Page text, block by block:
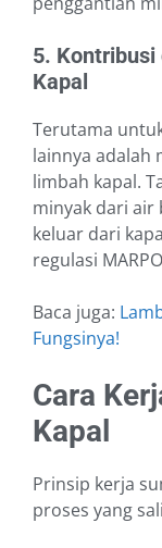
5.
Kapal
Terutama
lainnya adalah
limbah kapal.
minyak dari air
keluar dari
regulasi
Baca juga:
Fungsinya!
Cara
Kapal
Prinsip kerja
proses yang